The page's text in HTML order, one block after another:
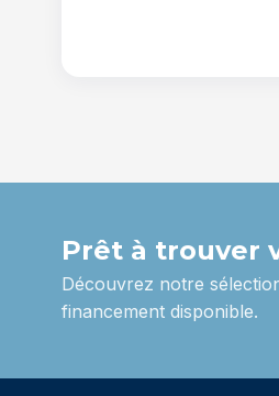
Prêt à trouver
Découvrez notre
financement disponible.